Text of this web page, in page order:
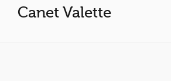
Canet Valette